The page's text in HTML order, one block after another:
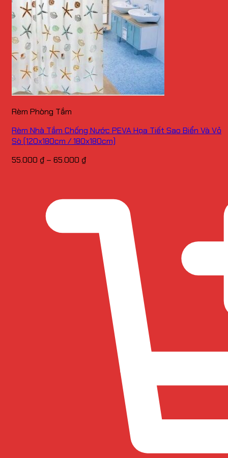
Rèm Phòng Tắm
Rèm Nhà Tắm Chống Nước PEVA Họa Tiết Sao Biển Và Vỏ
Sò (120x180cm / 180x180cm)
55.000 ₫ – 65.000 ₫Khoảng
đến